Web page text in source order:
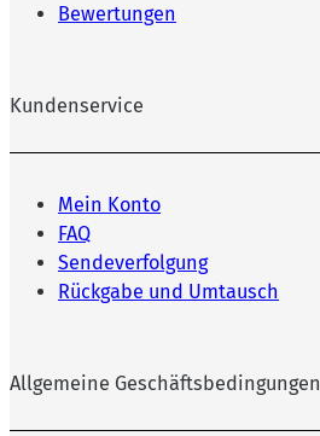
Bewertungen
Kundenservice
Mein Konto
FAQ
Sendeverfolgung
Rückgabe und Umtausch
Allgemeine Geschäftsbedingungen